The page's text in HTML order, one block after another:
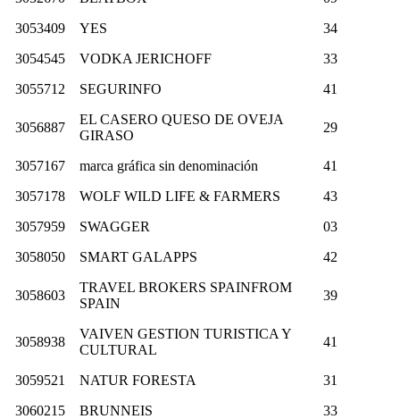
3053409
YES
34
3054545
VODKA JERICHOFF
33
3055712
SEGURINFO 41
3056887
EL CASERO QUESO DE OVEJA
GIRASO
29
3057167 marca gráfica sin denominación
41
3057178
WOLF WILD LIFE & FARMERS
43
3057959
SWAGGER
03
3058050
SMART GALAPPS 42
3058603
TRAVEL BROKERS SPAINFROM
SPAIN
39
3058938
VAIVEN GESTION TURISTICA Y
CULTURAL
41
3059521 NATUR FORESTA
31
3060215
BRUNNEIS
33